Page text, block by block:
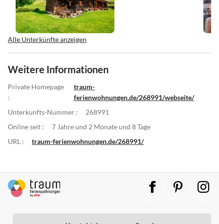
Alle Unterkünfte anzeigen
Weitere Informationen
Private Homepage
:
traum-
ferienwohnungen.de/268991/webseite/
Unterkunfts-Nummer :
268991
Online seit :
7 Jahre und 2 Monate und 8 Tage
URL :
traum-ferienwohnungen.de/268991/